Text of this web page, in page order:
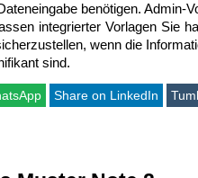
benötigen. Admin-
integrierter Vorlagen Sie
wenn die
sind.
Share on LinkedIn